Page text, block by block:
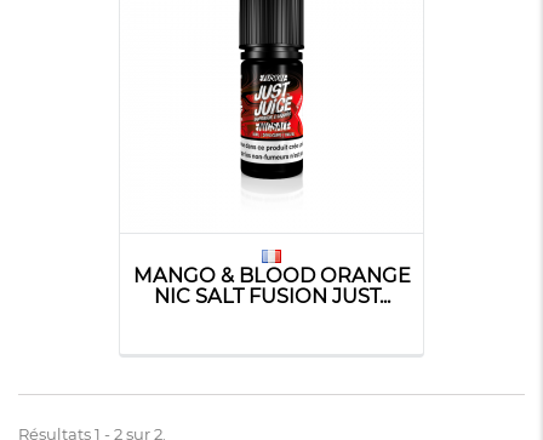
MANGO & BLOOD ORANGE
NIC SALT FUSION JUST...
Résultats 1 - 2 sur 2.